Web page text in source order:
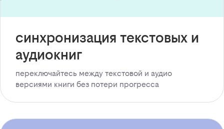
синхронизация текстовых и
аудиокниг
переключайтесь между текстовой и аудио
версиями книги без потери прогресса